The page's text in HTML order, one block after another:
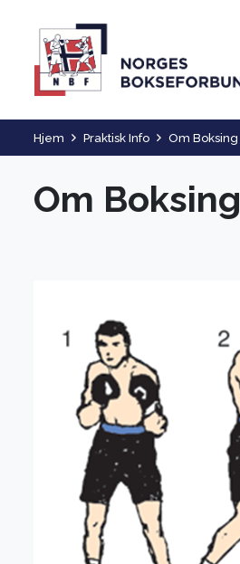
Hjem Praktisk Info Om Boksing
Om Boksing